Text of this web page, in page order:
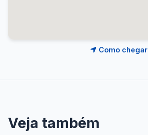
Como chegar
Veja também